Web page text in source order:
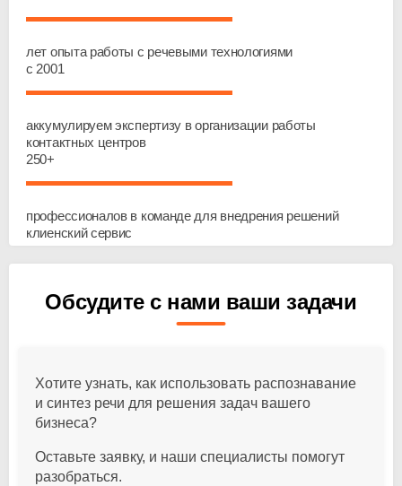
лет опыта работы с речевыми технологиями
c 2001
аккумулируем экспертизу в организации работы
контактных центров
250+
профессионалов в команде для внедрения решений
клиенский сервис
Обсудите с нами ваши задачи
Хотите узнать, как использовать распознавание
и синтез речи для решения задач вашего
бизнеса?
Оставьте заявку, и наши специалисты помогут
разобраться.